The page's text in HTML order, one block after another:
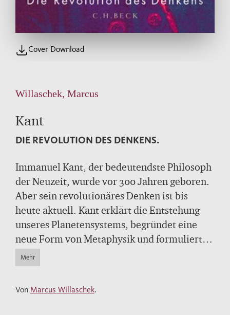
Cover Download
Willaschek, Marcus
Kant
DIE REVOLUTION DES DENKENS.
Immanuel Kant, der bedeutendste Philosoph
der Neuzeit, wurde vor 300 Jahren geboren.
Aber sein revolutionäres Denken ist bis
heute aktuell. Kant erklärt die Entstehung
unseres Planetensystems, begründet eine
neue Form von Metaphysik und formuliert
den kategorischen Imperativ. Kant war
Wegbereiter des Kosmopolitismus und der
nicht nur die Philosophie und Wissenschaft,
Mehr
Von Marcus Willaschek.